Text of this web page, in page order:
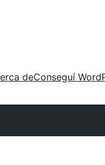
deConseguí